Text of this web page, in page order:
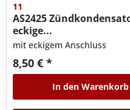
11
AS2425
eckige...
mit eckigem Anschluss
8,50 € *
In den Warenkorb